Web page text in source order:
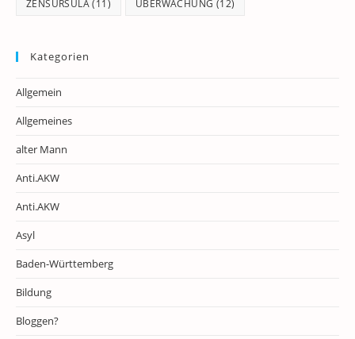
ZENSURSULA(11) ÜBERWACHUNG (12)
Kategorien
Allgemein
Allgemeines
alter Mann
Anti.AKW
Anti.AKW
Asyl
Baden-Württemberg
Bildung
Bloggen?